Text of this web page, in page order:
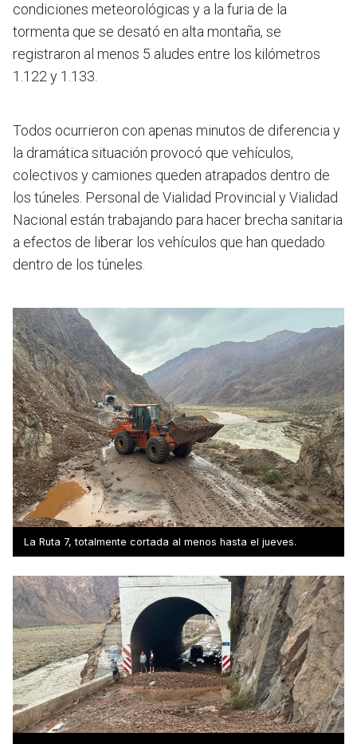
condiciones meteorológicas y a la furia de la
tormenta que se desató en alta montaña, se
registraron al menos 5 aludes entre los kilómetros
1.122 y 1.133.
Todos ocurrieron con apenas minutos de diferencia y
la dramática situación provocó que vehículos,
colectivos y camiones queden atrapados dentro de
los túneles. Personal de Vialidad Provincial y Vialidad
Nacional están trabajando para hacer brecha sanitaria
a efectos de liberar los vehículos que han quedado
dentro de los túneles.
La Ruta 7, totalmente cortada al menos hasta el jueves.